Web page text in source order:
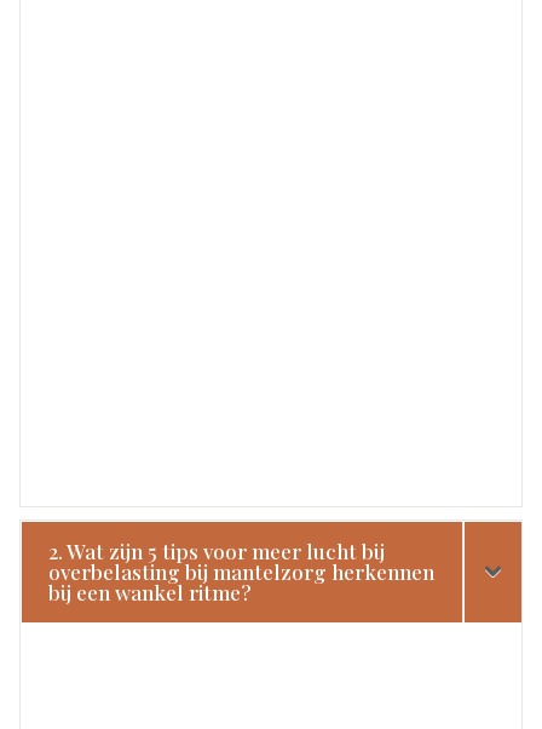
2. Wat zijn 5 tips voor meer lucht bij
overbelasting bij mantelzorg herkennen
bij een wankel ritme?